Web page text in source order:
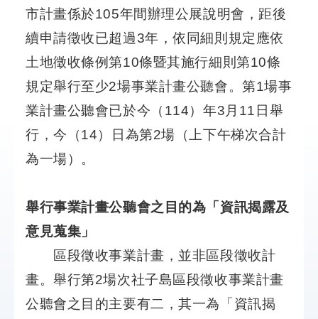
專
區
明
日
社
子
FB
系
統
詞
彙
市計畫係於105年間辦理公展說明會，距後
續申請徵收已超過3年，依同細則規定應依
土地徵收條例第10條暨其施行細則第10條
規定舉行至少2場事業計畫公聽會。第1場事
業計畫公聽會已於今（114）年3月11日舉
行，今（14）日為第2場（上下午梯次合計
為一場）。
舉行事業計畫公聽會之目的為「資訊揭露及
意見蒐集」
區段徵收事業計畫，並非區段徵收計
畫。舉行第2場次社子島區段徵收事業計畫
公聽會之目的主要有二，其一為「資訊揭